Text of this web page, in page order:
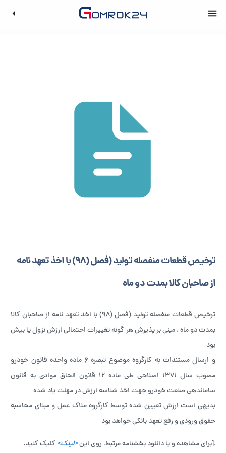
ترخیص قطعات منفصله تولید (فصل (۹۸) با اخذ تعهد نامه
از صاحبان کالا بمدت دو ماه
ترخیص قطعات منفصله تولید (فصل (۹۸) با اخذ تعهد نامه از صاحبان کالا
بمدت دو ماه ، مبنی بر پذیرش هر گونه تغییرات احتمالی ارزش نزول یا بیش
بود
و ارسال مستندات به کارگروه موضوع تبصره ۶ ماده واحده قانون خودرو
مصوب سال ۱۳۷۱ اصلاحی طی ماده ۱۲ قانون الحاق موادی به قانون
ساماندهی صنعت خودرو جهت اخذ شناسه ارزش در مهلت یاد شده
بدیهی است ارزش تعیین شده توسط کارگروه ملاک عمل و مبنای محاسبه
حقوق ورودی و رفع تعهد بانکی خواهد بود
⤵️برای مشاهده و یا دانلود بخشنامه مرتبط، روی این<لینک>کلیک کنید.